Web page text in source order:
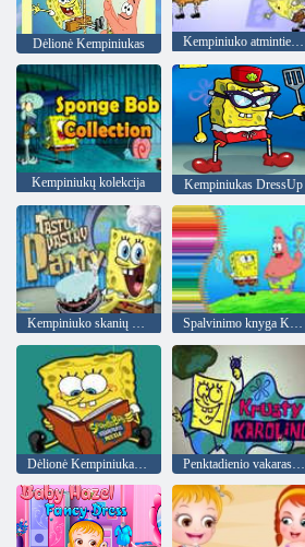
Dėlionė Kempiniukas Kempiniuko atminties kortelės atitikmuo
Kempiniukų kolekcija Kempiniukas DressUp
Kempiniuko skanių pyragų vakarėlis Spalvinimo knyga Kempiniukui
Dėlionė Kempiniukas Plačiakelnis Penktadienio vakaras Funkin' Krusty Karoling